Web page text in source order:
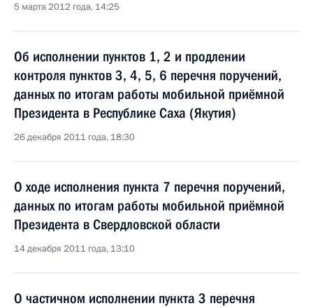
5 марта 2012 года, 14:25
Об исполнении пунктов 1, 2 и продлении
контроля пунктов 3, 4, 5, 6 перечня поручений,
данных по итогам работы мобильной приёмной
Президента в Республике Саха (Якутия)
26 декабря 2011 года, 18:30
О ходе исполнения пункта 7 перечня поручений,
данных по итогам работы мобильной приёмной
Президента в Свердловской области
14 декабря 2011 года, 13:10
О частичном исполнении пункта 3 перечня